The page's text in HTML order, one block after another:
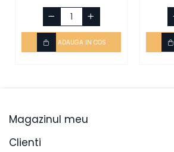
ADAUGA IN COS
Magazinul meu
Clienti